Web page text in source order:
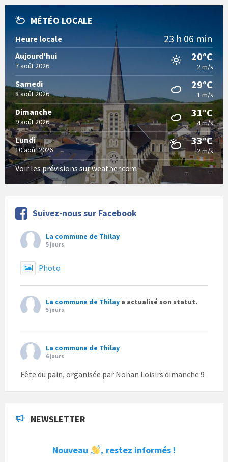
MÉTÉO LOCALE
Heure locale 23 h 06 min
Aujourd'hui
7 août 2026
20°C
2 m/s
Samedi
8 août 2026
29°C
1 m/s
Dimanche
9 août 2026
31°C
4 m/s
Lundi
10 août 2026
33°C
2 m/s
Voir les prévisions sur weather.com
Suivez-nous sur Facebook
La commune de Thilay
5 jours
Photo
La commune de Thilay a actualisé son statut.
5 jours
La commune de Thilay
6 jours
Fête du pain, organisée par Nohan Loisirs dimanche 9
août.
NEWSLETTER
Nouveau , restez informés !